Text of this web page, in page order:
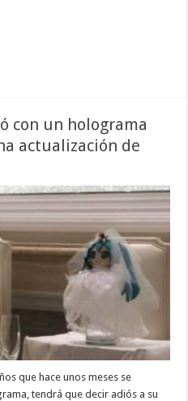
con un holograma
actualización de
que hace unos meses se
tendrá que decir adiós a su